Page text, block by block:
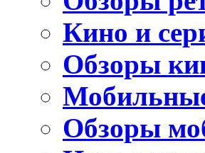
Кино и
Обзоры
Обзоры